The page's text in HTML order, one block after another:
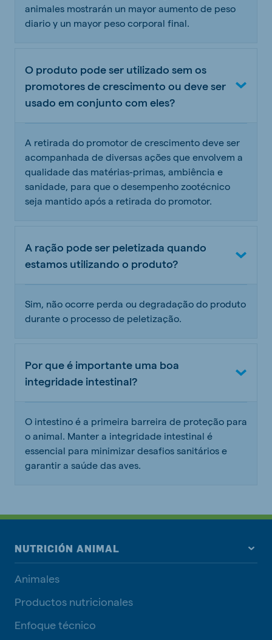
animales mostrarán un mayor aumento de peso
diario y un mayor peso corporal final.
O produto pode ser utilizado sem os
promotores de crescimento ou deve ser
usado em conjunto com eles?
A retirada do promotor de crescimento deve ser
acompanhada de diversas ações que envolvem a
qualidade das matérias-primas, ambiência e
sanidade, para que o desempenho zootécnico
seja mantido após a retirada do promotor.
A ração pode ser peletizada quando
estamos utilizando o produto?
Sim, não ocorre perda ou degradação do produto
durante o processo de peletização.
Por que é importante uma boa
integridade intestinal?
O intestino é a primeira barreira de proteção para
o animal. Manter a integridade intestinal é
essencial para minimizar desafios sanitários e
garantir a saúde das aves.
NUTRICIÓN ANIMAL
Animales
Productos nutricionales
Enfoque técnico